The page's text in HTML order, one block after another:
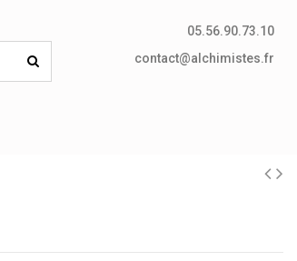
05.56.90.73.10
contact@alchimistes.fr